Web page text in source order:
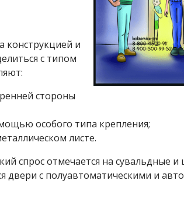
конструкцией и
с типом
стороны
особого типа крепления;
листе.
спрос отмечается на сувальдные
двери с полуавтоматическими и